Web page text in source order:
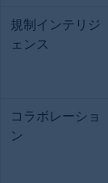
規制インテリジ
ェンス
コラボレーショ
ン